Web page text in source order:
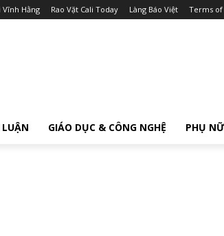
Vĩnh Hằng Rao Vặt Cali Today Làng Báo Việt Terms of
GIÁO DỤC & CÔNG NGHỆ PHỤ NỮ